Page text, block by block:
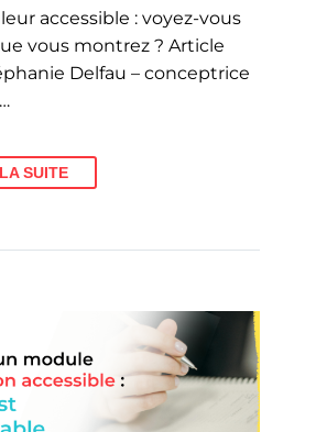
accessible : voyez-vous
vous montrez ? Article
Delfau – conceptrice
SUITE